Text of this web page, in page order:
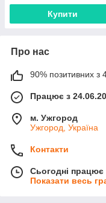
Купити
Про нас
90% позитивних з
Працює з
м. Ужгород
Ужгород, Україна
Контакти
Сьогодні працює
Показати весь